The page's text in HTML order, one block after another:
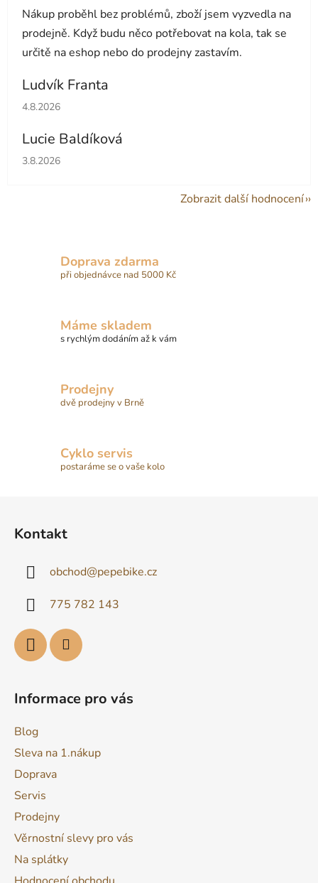
Nákup proběhl bez problémů, zboží jsem vyzvedla na
prodejně. Když budu něco potřebovat na kola, tak se
určitě na eshop nebo do prodejny zastavím.
Ludvík Franta
Hodnocení obchodu je 5 z 5 hvězdiček.
4.8.2026
Lucie Baldíková
Hodnocení obchodu je 5 z 5 hvězdiček.
3.8.2026
Zobrazit další hodnocení
Doprava zdarma
při objednávce nad 5000 Kč
Máme skladem
s rychlým dodáním až k vám
Prodejny
dvě prodejny v Brně
Cyklo servis
postaráme se o vaše kolo
Kontakt
obchod@pepebike.cz
775 782 143
Informace pro vás
Blog
Sleva na 1.nákup
Doprava
Servis
Prodejny
Věrnostní slevy pro vás
Na splátky